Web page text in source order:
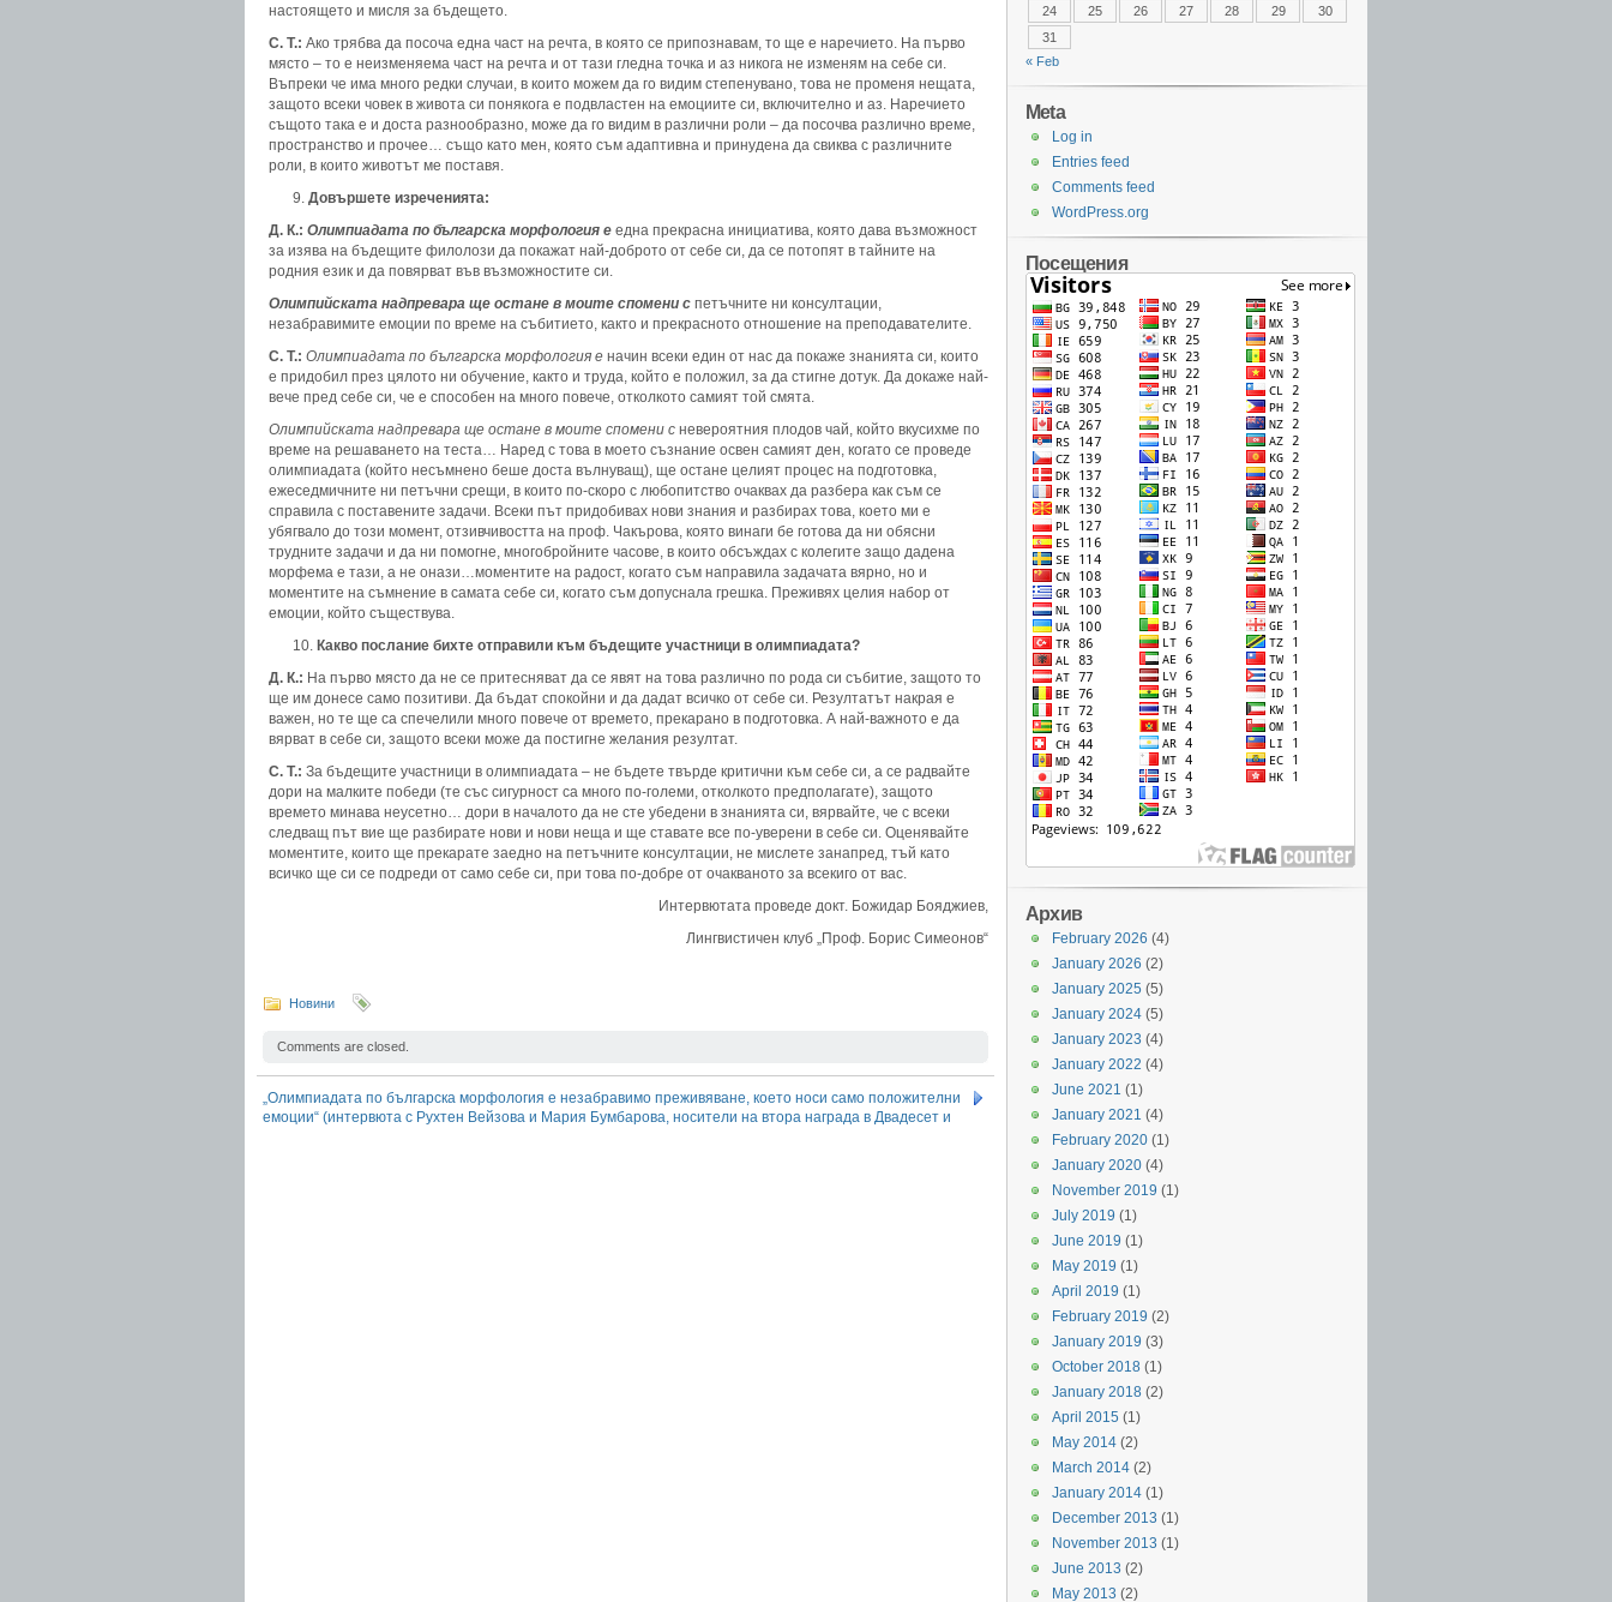
настоящето и мисля за бъдещето.
С. Т.: Ако трябва да посоча една част на речта, в която се припознавам, то ще е наречието. На първо
място – то е неизменяема част на речта и от тази гледна точка и аз никога не изменям на себе си.
Въпреки че има много редки случаи, в които можем да го видим степенувано, това не променя нещата,
защото всеки човек в живота си понякога е подвластен на емоциите си, включително и аз. Наречието
същото така е и доста разнообразно, може да го видим в различни роли – да посочва различно време,
пространство и прочее… също като мен, която съм адаптивна и принудена да свиква с различните
роли, в които животът ме поставя.
Довършете изреченията:
Д. К.: Олимпиадата по българска морфология е една прекрасна инициатива, която дава възможност
за изява на бъдещите филолози да покажат най-доброто от себе си, да се потопят в тайните на
родния език и да повярват във възможностите си.
Олимпийската надпревара ще остане в моите спомени с петъчните ни консултации,
незабравимите емоции по време на събитието, както и прекрасното отношение на преподавателите.
С. Т.: Олимпиадата по българска морфология е начин всеки един от нас да покаже знанията си, които
е придобил през цялото ни обучение, както и труда, който е положил, за да стигне дотук. Да докаже най-
вече пред себе си, че е способен на много повече, отколкото самият той смята.
Олимпийската надпревара ще остане в моите спомени с невероятния плодов чай, който вкусихме по
време на решаването на теста… Наред с това в моето съзнание освен самият ден, когато се проведе
олимпиадата (който несъмнено беше доста вълнуващ), ще остане целият процес на подготовка,
ежеседмичните ни петъчни срещи, в които по-скоро с любопитство очаквах да разбера как съм се
справила с поставените задачи. Всеки път придобивах нови знания и разбирах това, което ми е
убягвало до този момент, отзивчивостта на проф. Чакърова, която винаги бе готова да ни обясни
трудните задачи и да ни помогне, многобройните часове, в които обсъждах с колегите защо дадена
морфема е тази, а не онази…моментите на радост, когато съм направила задачата вярно, но и
моментите на съмнение в самата себе си, когато съм допуснала грешка. Преживях целия набор от
емоции, който съществува.
Какво послание бихте отправили към бъдещите участници в олимпиадата?
Д. К.: На първо място да не се притесняват да се явят на това различно по рода си събитие, защото то
ще им донесе само позитиви. Да бъдат спокойни и да дадат всичко от себе си. Резултатът накрая е
важен, но те ще са спечелили много повече от времето, прекарано в подготовка. А най-важното е да
вярват в себе си, защото всеки може да постигне желания резултат.
С. Т.: За бъдещите участници в олимпиадата – не бъдете твърде критични към себе си, а се радвайте
дори на малките победи (те със сигурност са много по-големи, отколкото предполагате), защото
времето минава неусетно… дори в началото да не сте убедени в знанията си, вярвайте, че с всеки
следващ път вие ще разбирате нови и нови неща и ще ставате все по-уверени в себе си. Оценявайте
моментите, които ще прекарате заедно на петъчните консултации, не мислете занапред, тъй като
всичко ще си се подреди от само себе си, при това по-добре от очакваното за всекиго от вас.
Интервютата проведе докт. Божидар Бояджиев,
Лингвистичен клуб „Проф. Борис Симеонов“
Новини
Comments are closed.
„Олимпиадата по българска морфология е незабравимо преживяване, което носи само положителни
емоции“ (интервюта с Рухтен Вейзова и Мария Бумбарова, носители на втора награда в Двадесет и
24
25 26 27 28 29
30
31
« Feb
Meta
Log in
Entries feed
Comments feed
WordPress.org
Посещения
Архив
February 2026 (4)
January 2026 (2)
January 2025 (5)
January 2024 (5)
January 2023 (4)
January 2022 (4)
June 2021 (1)
January 2021 (4)
February 2020 (1)
January 2020 (4)
November 2019 (1)
July 2019 (1)
June 2019 (1)
May 2019 (1)
April 2019 (1)
February 2019 (2)
January 2019 (3)
October 2018 (1)
January 2018 (2)
April 2015 (1)
May 2014 (2)
March 2014 (2)
January 2014 (1)
December 2013 (1)
November 2013 (1)
June 2013 (2)
May 2013 (2)